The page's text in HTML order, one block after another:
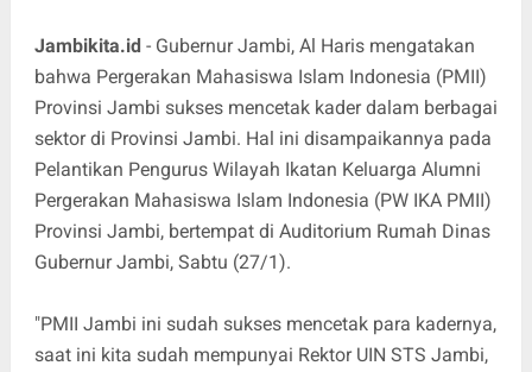
Jambikita.id- Gubernur Jambi, Al Haris mengatakan
bahwa Pergerakan Mahasiswa Islam Indonesia (PMII)
Provinsi Jambi sukses mencetak kader dalam berbagai
sektor di Provinsi Jambi. Hal ini disampaikannya pada
Pelantikan Pengurus Wilayah Ikatan Keluarga Alumni
Pergerakan Mahasiswa Islam Indonesia (PW IKA PMII)
Provinsi Jambi, bertempat di Auditorium Rumah Dinas
Gubernur Jambi, Sabtu (27/1).
"PMII Jambi ini sudah sukses mencetak para kadernya,
saat ini kita sudah mempunyai Rektor UIN STS Jambi,